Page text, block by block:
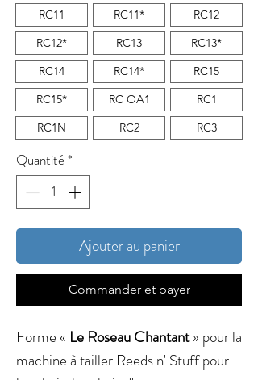
RC11 RC11*
RC12
RC12*
RC13
RC13*
RC14
RC14*
RC15
RC15*
RC OA1
RC1
RC1N
RC2 RC3
Quantité*
Ajouter au panier
Commander et payer
Forme « Le Roseau Chantant» pour la
machine à tailler Reeds n' Stuff pour